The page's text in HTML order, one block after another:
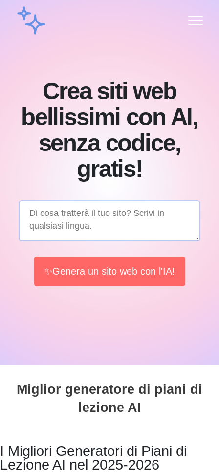
Crea siti web
bellissimi con AI,
senza codice,
gratis!
✨Genera un sito web con l'IA!
Miglior generatore di piani di
lezione AI
I Migliori Generatori di Piani di
Lezione AI nel 2025-2026